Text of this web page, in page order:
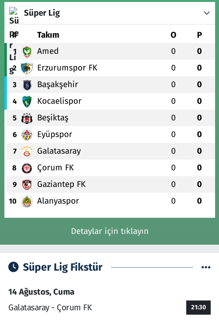
Süper Lig
# Takım O P
1 Amed 0 0
2 Erzurumspor FK 0 0
3 Başakşehir 0 0
4 Kocaelispor 0 0
5 Beşiktaş 0 0
6 Eyüpspor 0 0
7 Galatasaray 0 0
8 Çorum FK 0 0
9 Gaziantep FK 0 0
10 Alanyaspor 0 0
Detaylar için tıklayın
Süper Lig Fikstür
14 Ağustos, Cuma
Galatasaray - Çorum FK
21:30